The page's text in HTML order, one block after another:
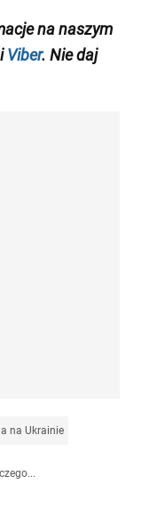
na naszym
Viber. Nie daj
na Ukrainie